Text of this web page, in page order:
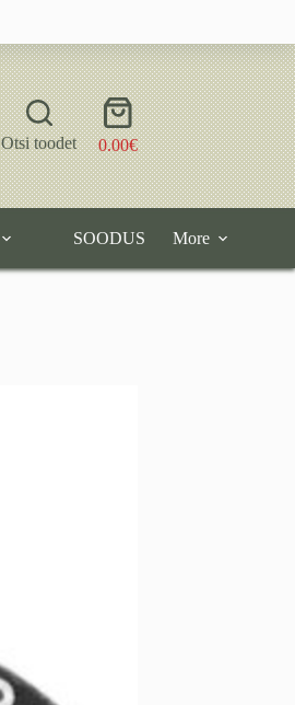
Otsi toodet
Shopping
cart
0.00€
SOODUS More